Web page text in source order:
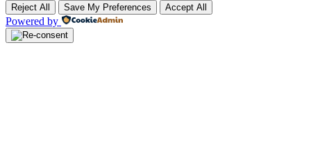
Reject All Save My Preferences Accept All
Powered by